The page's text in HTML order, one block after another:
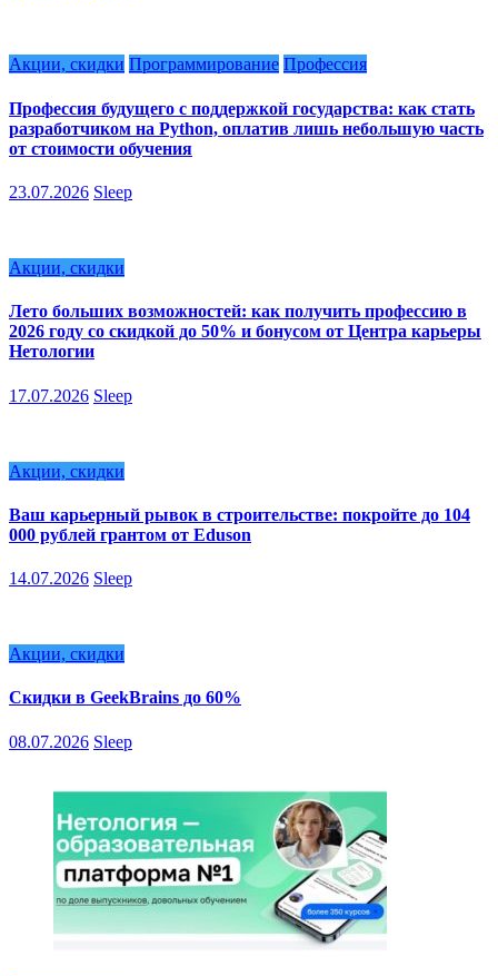
Акции, скидки Программирование Профессия
Профессия будущего с поддержкой государства: как стать
разработчиком на Python, оплатив лишь небольшую часть
от стоимости обучения
23.07.2026 Sleep
Акции, скидки
Лето больших возможностей: как получить профессию в
2026 году со скидкой до 50% и бонусом от Центра карьеры
Нетологии
17.07.2026 Sleep
Акции, скидки
Ваш карьерный рывок в строительстве: покройте до 104
000 рублей грантом от Eduson
14.07.2026 Sleep
Акции, скидки
Скидки в GeekBrains до 60%
08.07.2026 Sleep